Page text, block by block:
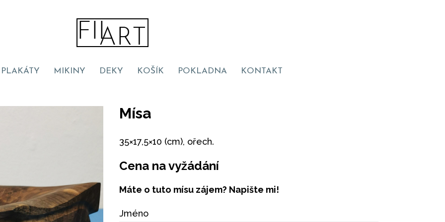
PLAKÁTY MIKINY DEKY KOŠÍK POKLADNA KONTAKT
Mísa
35×17,5×10 (cm), ořech.
Cena na vyžádání
Máte o tuto mísu zájem? Napište mi!
Jméno